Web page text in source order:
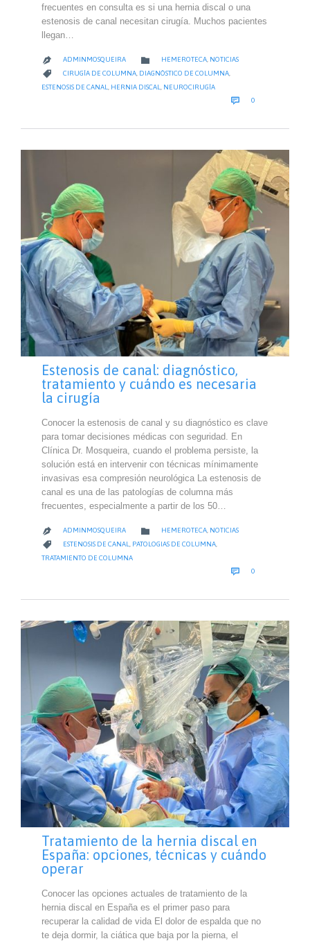
frecuentes en consulta es si una hernia discal o una
estenosis de canal necesitan cirugía. Muchos pacientes
llegan…
 ADMINMOSQUEIRA  CATEGORY
HEMEROTECA, NOTICIAS
 CATEGORY
CIRUGÍA DE COLUMNA, DIAGNÓSTICO DE COLUMNA,
ESTENOSIS DE CANAL
HERNIA DISCAL NEUROCIRUGÍA
 0
Estenosis de canal: diagnóstico,
tratamiento y cuándo es necesaria
la cirugía
Conocer la estenosis de canal y su diagnóstico es clave
para tomar decisiones médicas con seguridad. En
Clínica Dr. Mosqueira, cuando el problema persiste, la
solución está en intervenir con técnicas mínimamente
invasivas esa compresión neurológica La estenosis de
canal es una de las patologías de columna más
frecuentes, especialmente a partir de los 50…
 ADMINMOSQUEIRA  CATEGORY
HEMEROTECA, NOTICIAS
 CATEGORY
ESTENOSIS DE CANAL, PATOLOGIAS DE COLUMNA,
TRATAMIENTO DE COLUMNA
 0
Tratamiento de la hernia discal en
España: opciones, técnicas y cuándo
operar
Conocer las opciones actuales de tratamiento de la
hernia discal en España es el primer paso para
recuperar la calidad de vida El dolor de espalda que no
te deja dormir, la ciática que baja por la pierna, el